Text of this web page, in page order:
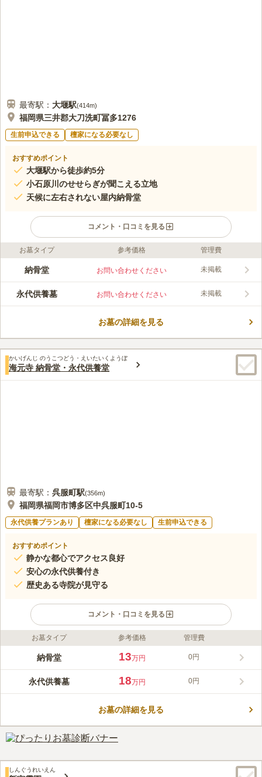
最寄駅： 大堰駅(414m)
福岡県三井郡大刀洗町冨多1276
生前申込できる 檀家になる必要なし
おすすめポイント
大堰駅から徒歩約5分
小石原川のせせらぎが聞こえる立地
天候に左右されない屋内納骨堂
コメント・口コミを見る
ライフドット編集部のコメント
立正寺は、福岡県三井郡大刀洗町にある日蓮宗のお寺です。立正
納骨堂」「第一納骨堂」の3タイプがあります。納骨堂は全て屋
内にあるため、天候を気にせずいつでもお参りができます。新納
ることができます。
この霊園はまだ誰からも評価されていません。
お墓タイプ 参考価格 管理費
納骨堂 お問い合わせください 未掲載
永代供養墓 お問い合わせください 未掲載
お墓の詳細を見る
かいげんじ のうこつどう・えいたいくようぼ
海元寺 納骨堂・永代供養堂
最寄駅： 呉服町駅(356m)
福岡県福岡市博多区中呉服町10-5
永代供養プランあり 檀家になる必要なし 生前申込できる
おすすめポイント
静かな都心でアクセス良好
安心の永代供養付き
歴史ある寺院が見守る
コメント・口コミを見る
ライフドット編集部のコメント
福岡市博多区に位置する海元寺は、室町時代から600年以上の歴
約5分の好立地にあり、静かな環境が魅力です。宗教不問、継承
者不要で、後継者がいない方も安心して利用できます。永代にわ
この霊園はまだ誰からも評価されていません。
お墓タイプ 参考価格 管理費
納骨堂 13万円 0円
永代供養墓 18万円 0円
お墓の詳細を見る
しんぐうれいえん